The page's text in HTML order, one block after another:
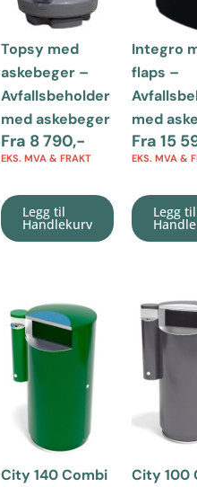
Topsy med
askebeger –
Avfallsbeholder
med askebeger
Fra 8 790,-
EKS. MVA & FRAKT
Legg til
Handlekurv
Integro
flaps –
med
Fra 15
EKS. MVA &
Legg til
City 140 Combi
City 100